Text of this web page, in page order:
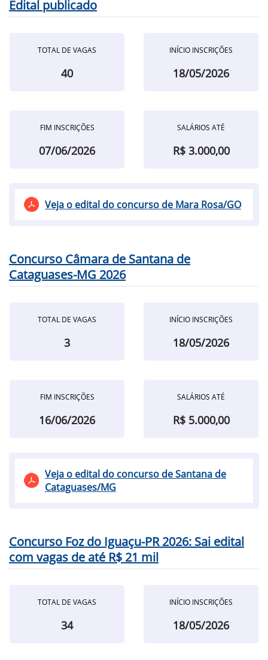
Edital publicado
TOTAL DE VAGAS
40
INÍCIO INSCRIÇÕES
18/05/2026
FIM INSCRIÇÕES
07/06/2026
SALÁRIOS ATÉ
R$ 3.000,00
Veja o edital do concurso de Mara Rosa/GO
Concurso Câmara de Santana de
Cataguases-MG 2026
TOTAL DE VAGAS
3
INÍCIO INSCRIÇÕES
18/05/2026
FIM INSCRIÇÕES
16/06/2026
SALÁRIOS ATÉ
R$ 5.000,00
Veja o edital do concurso de Santana de
Cataguases/MG
Concurso Foz do Iguaçu-PR 2026: Sai edital
com vagas de até R$ 21 mil
TOTAL DE VAGAS
34
INÍCIO INSCRIÇÕES
18/05/2026